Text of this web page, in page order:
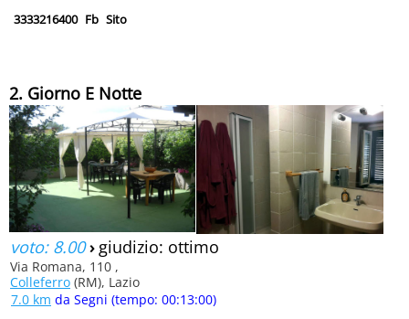
3333216400 Fb Sito
2. Giorno E Notte
voto: 8.00› giudizio: ottimo
Via Romana, 110 ,
Colleferro (RM), Lazio
7.0 km da Segni (tempo: 00:13:00)